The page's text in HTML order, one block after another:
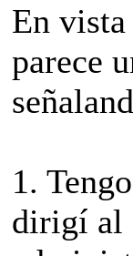
En vista
parece
1.
dirigí al